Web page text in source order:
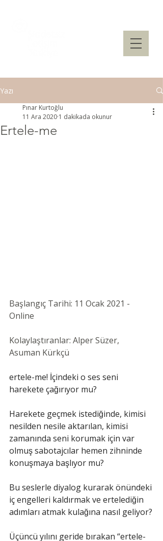
Yazı
Ertele-me
Pınar Kurtoğlu
11 Ara 2020 1 dakikada okunur
Başlangıç Tarihi: 11 Ocak 2021 -
Online
Kolaylaştıranlar: Alper Süzer,
Asuman Kürkçü
ertele-me! İçindeki o ses seni
harekete çağırıyor mu?
Harekete geçmek istediğinde, kimisi
nesilden nesile aktarılan, kimisi
zamanında seni korumak için var
olmuş sabotajcılar hemen zihninde
konuşmaya başlıyor mu?
Bu seslerle diyalog kurarak önündeki
iç engelleri kaldırmak ve ertelediğin
adımları atmak kulağına nasıl geliyor?
Üçüncü yılını geride bırakan “ertele-